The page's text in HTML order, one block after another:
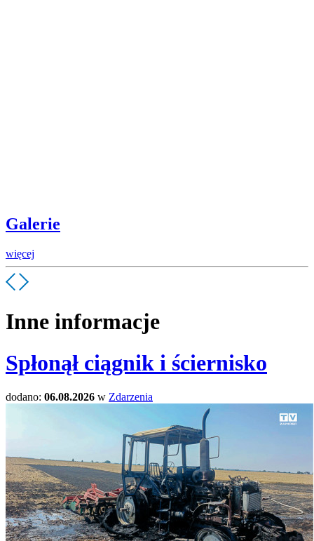
Galerie
więcej
Inne informacje
Spłonął ciągnik i ściernisko
dodano: 06.08.2026 w Zdarzenia